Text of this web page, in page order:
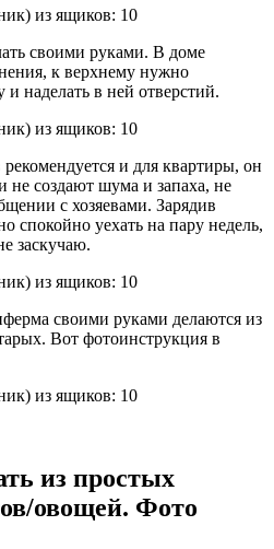
своими руками. В доме
к верхнему нужно
наделать в ней отверстий.
и для квартиры, он
не создают шума и запаха, не
с хозяевами. Зарядив
спокойно уехать на пару недель,
заскучаю.
своими руками делаются из
Вот фотоинструкция в
из простых
овощей. Фото